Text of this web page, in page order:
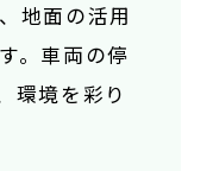
地面の活用
。 車両の停
環境を彩り